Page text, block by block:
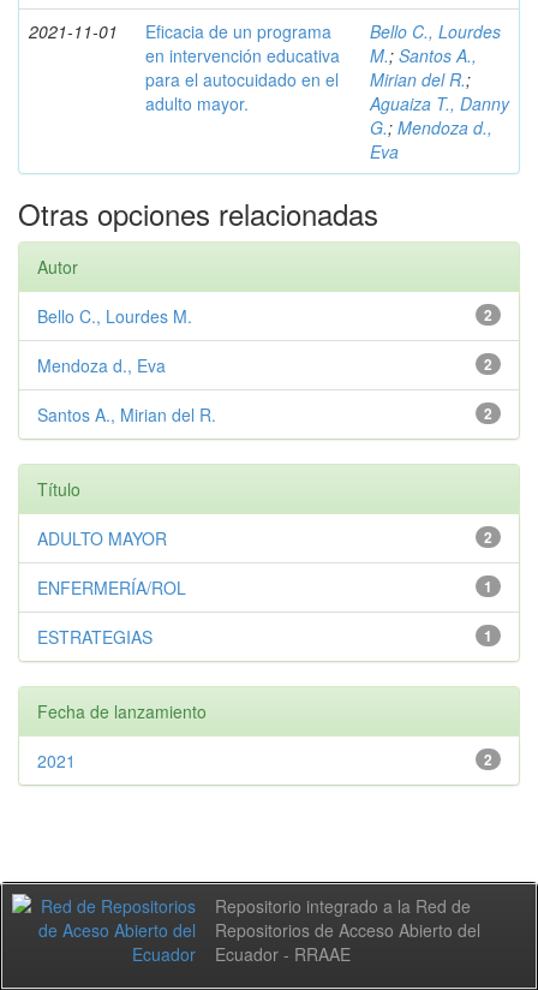
2021-11-01
Eficacia de un programa
en intervención educativa
para el autocuidado en el
adulto mayor.
Bello C., Lourdes
M.; Santos A.,
Mirian del R.;
Aguaiza T., Danny
G.; Mendoza d.,
Eva
Otras opciones relacionadas
Autor
2
Bello C., Lourdes M.
2
Mendoza d., Eva
2
Santos A., Mirian del R.
Título
2
ADULTO MAYOR
1
ENFERMERÍA/ROL
1
ESTRATEGIAS
Fecha de lanzamiento
2
2021
Repositorio integrado a la Red de
Repositorios de Acceso Abierto del
Ecuador - RRAAE